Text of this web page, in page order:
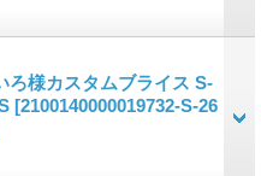
ろ様カスタムブライス S-
[2100140000019732-S-26